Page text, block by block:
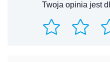
Twoja opinia jest